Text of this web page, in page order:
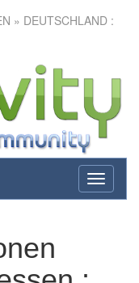
» DEUTSCHLAND :
toggle